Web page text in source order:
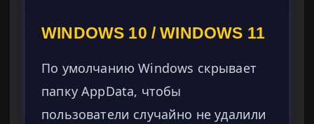
WINDOWS 10 / WINDOWS 11
По умолчанию Windows скрывает
папку AppData, чтобы
пользователи случайно не удалили